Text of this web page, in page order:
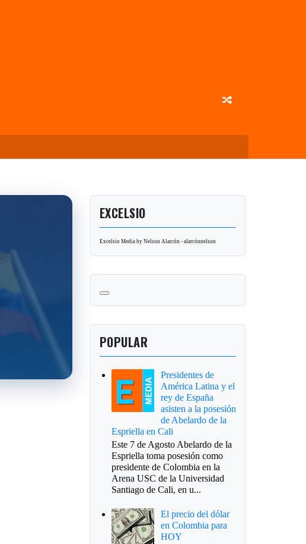
EXCELSIO
Excelsio Media by Nelson Alarcón - alarcónnelson
POPULAR
Presidentes de
América Latina y el
rey de España
asisten a la posesión
de Abelardo de la
Espriella en Cali
Este 7 de Agosto Abelardo de la
Espriella toma posesión como
presidente de Colombia en la
Arena USC de la Universidad
Santiago de Cali, en u...
El precio del dólar
en Colombia para
HOY